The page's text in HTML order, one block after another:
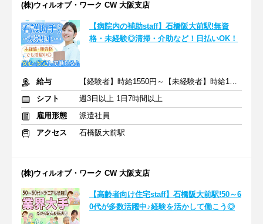
(株)ウィルオブ・ワーク CW 大阪支店
【病院内の補助staff】石橋阪大前駅!無資
格・未経験◎清掃・介助など！日払いOK！
給与
【経験者】時給1550円～【未経験者】時給1400円～ ＋交通費
シフト
週3日以上 1日7時間以上
雇用形態
派遣社員
アクセス
石橋阪大前駅
(株)ウィルオブ・ワーク CW 大阪支店
【高齢者向け住宅staff】石橋阪大前駅!50～6
0代が多数活躍中♪経験を活かして働こう◎